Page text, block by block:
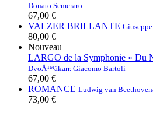
Donato Semeraro
67,00 €
VALZER BRILLANTE
80,00 €
Nouveau
LARGO de la Symphonie « Du
DvoÅ™ákarr. Giacomo Bartoli
67,00 €
ROMANCE Ludwig van Beethoven
73,00 €